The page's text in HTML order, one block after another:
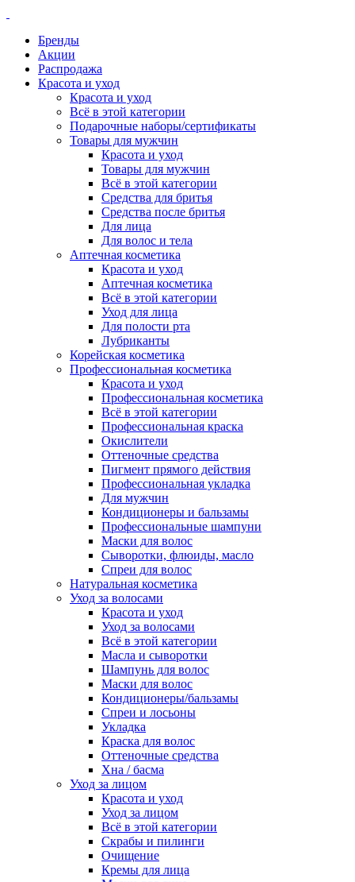
Бренды
Акции
Распродажа
Красота и уход
Красота и уход
Всё в этой категории
Подарочные наборы/сертификаты
Товары для мужчин
Красота и уход
Товары для мужчин
Всё в этой категории
Средства для бритья
Средства после бритья
Для лица
Для волос и тела
Аптечная косметика
Красота и уход
Аптечная косметика
Всё в этой категории
Уход для лица
Для полости рта
Лубриканты
Корейская косметика
Профессиональная косметика
Красота и уход
Профессиональная косметика
Всё в этой категории
Профессиональная краска
Окислители
Оттеночные средства
Пигмент прямого действия
Профессиональная укладка
Для мужчин
Кондиционеры и бальзамы
Профессиональные шампуни
Маски для волос
Сыворотки, флюиды, масло
Спреи для волос
Натуральная косметика
Уход за волосами
Красота и уход
Уход за волосами
Всё в этой категории
Масла и сыворотки
Шампунь для волос
Маски для волос
Кондиционеры/бальзамы
Спреи и лосьоны
Укладка
Краска для волос
Оттеночные средства
Хна / басма
Уход за лицом
Красота и уход
Уход за лицом
Всё в этой категории
Скрабы и пилинги
Очищение
Кремы для лица